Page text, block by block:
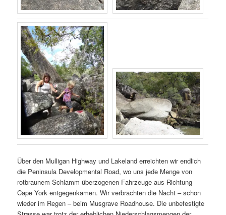
Über den Mulligan Highway und Lakeland erreichten wir endlich
die Peninsula Developmental Road, wo uns jede Menge von
rotbraunem Schlamm überzogenen Fahrzeuge aus Richtung
Cape York entgegenkamen. Wir verbrachten die Nacht – schon
wieder im Regen – beim Musgrave Roadhouse. Die unbefestigte